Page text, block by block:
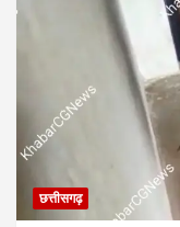
छत्तीसगढ़